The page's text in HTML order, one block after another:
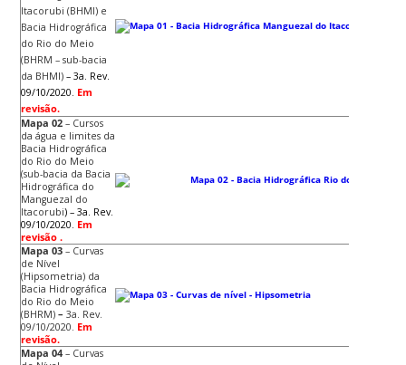
Itacorubi (BHMI) e
Bacia Hidrográfica
do Rio do Meio
(BHRM – sub-bacia
da BHMI) – 3a. Rev.
09/10/2020. Em
revisão.
Mapa 02– Cursos
da água e limites da
Bacia Hidrográfica
do Rio do Meio
(sub-bacia da Bacia
Hidrográfica do
Manguezal do
Itacorubi) – 3a. Rev.
09/10/2020. Em
revisão .
Mapa 03– Curvas
de Nível
(Hipsometria) da
Bacia Hidrográfica
do Rio do Meio
(BHRM)–3a. Rev.
09/10/2020. Em
revisão.
Mapa 04– Curvas